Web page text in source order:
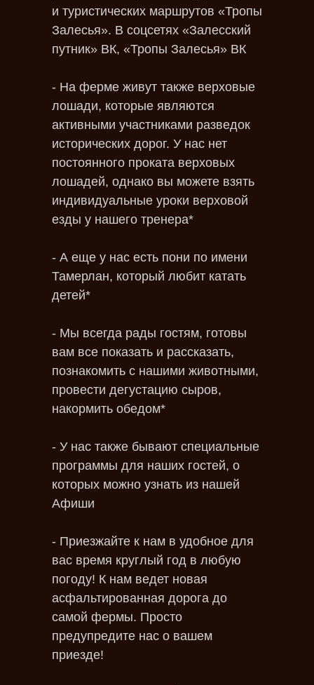
и туристических маршрутов «Тропы
Залесья». В соцсетях «Залесский
путник» ВК, «Тропы Залесья» ВК
- На ферме живут также верховые
лошади, которые являются
активными участниками разведок
исторических дорог. У нас нет
постоянного проката верховых
лошадей, однако вы можете взять
индивидуальные уроки верховой
езды у нашего тренера*
- А еще у нас есть пони по имени
Тамерлан, который любит катать
детей*
- Мы всегда рады гостям, готовы
вам все показать и рассказать,
познакомить с нашими животными,
провести дегустацию сыров,
накормить обедом*
- У нас также бывают специальные
программы для наших гостей, о
которых можно узнать из нашей
Афиши
- Приезжайте к нам в удобное для
вас время круглый год в любую
погоду! К нам ведет новая
асфальтированная дорога до
самой фермы. Просто
предупредите нас о вашем
приезде!